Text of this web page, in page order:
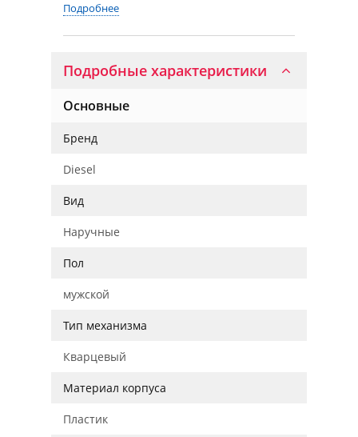
Подробнее
Подробные характеристики
Основные
Бренд
Diesel
Вид
Наручные
Пол
мужской
Тип механизма
Кварцевый
Материал корпуса
Пластик